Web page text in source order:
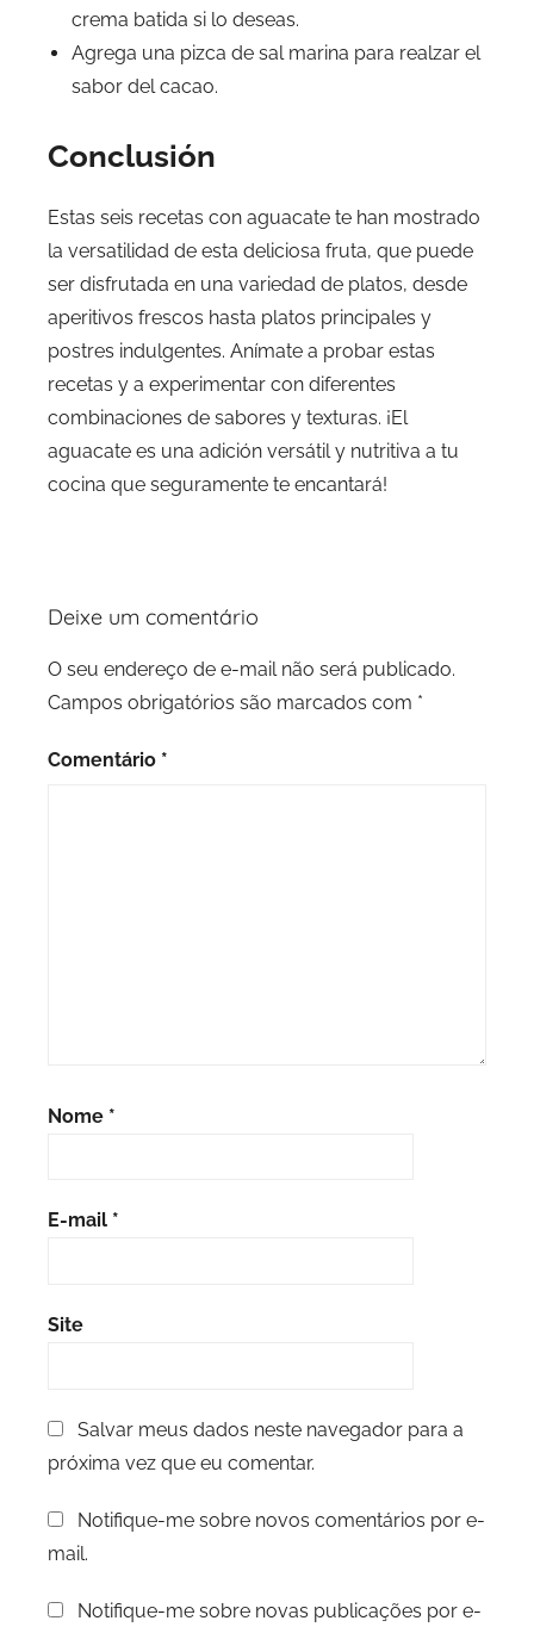
crema batida si lo deseas.
Agrega una pizca de sal marina para realzar el
sabor del cacao.
Conclusión
Estas seis recetas con aguacate te han mostrado
la versatilidad de esta deliciosa fruta, que puede
ser disfrutada en una variedad de platos, desde
aperitivos frescos hasta platos principales y
postres indulgentes. Anímate a probar estas
recetas y a experimentar con diferentes
combinaciones de sabores y texturas. ¡El
aguacate es una adición versátil y nutritiva a tu
cocina que seguramente te encantará!
Deixe um comentário
O seu endereço de e-mail não será publicado.
Campos obrigatórios são marcados com *
Comentário *
Nome *
E-mail *
Site
Salvar meus dados neste navegador para a
próxima vez que eu comentar.
Notifique-me sobre novos comentários por e-
mail.
Notifique-me sobre novas publicações por e-